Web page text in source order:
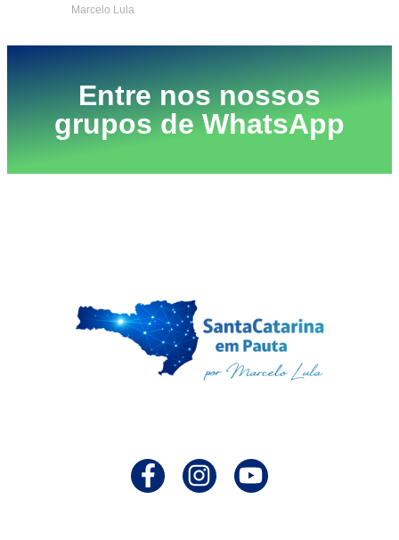
Marcelo Lula
Entre nos nossos
grupos de WhatsApp